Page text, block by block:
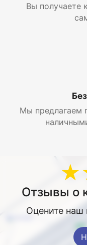
Вы получаете
Мы предлагаем
Отзывы о
Оцените наш